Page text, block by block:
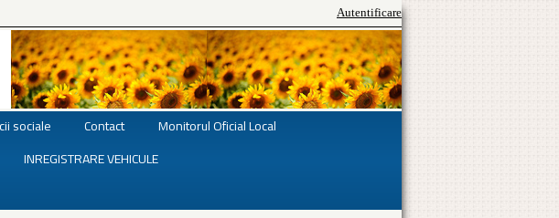
Autentificare
sociale Contact
Monitorul Oficial Local
INREGISTRARE VEHICULE